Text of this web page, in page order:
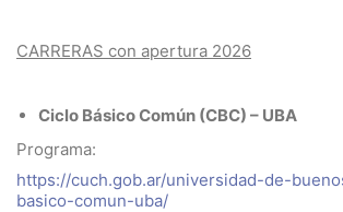
CARRERAS con apertura 2026
Ciclo Básico Común (CBC) – UBA
Programa:
https://cuch.gob.ar/universidad-de-
basico-comun-uba/